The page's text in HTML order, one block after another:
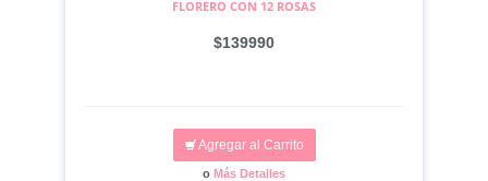
FLORERO CON 12 ROSAS
$139990
Agregar al Carrito
o Más Detalles